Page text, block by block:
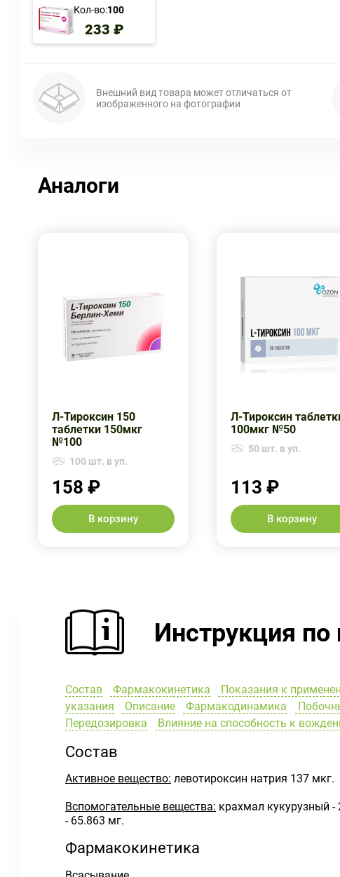
Кол-во:100
233 ₽
Внешний вид товара может отличаться от
изображенного на фотографии
Аналоги
Л-Тироксин 150
таблетки 150мкг
№100
100 шт. в уп.
158 ₽
В корзину
Л-Тироксин
100мкг №50
50 шт. в уп.
113 ₽
В корзину
Инструкция
Состав Фармакокинетика Показания к
указания
Описание Фармакодинамика
Передозировка
Влияние на способность к
Состав
Активное вещество: левотироксин натрия 137 мкг.
Вспомогательные вещества: крахмал кукурузный -
- 65.863 мг.
Фармакокинетика